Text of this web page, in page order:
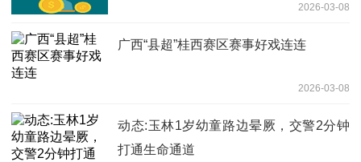
2026-03-08
广西“县超”桂西赛区赛事好戏连连
2026-03-08
动态:玉林1岁幼童路边晕厥，交警2分钟
打通生命通道